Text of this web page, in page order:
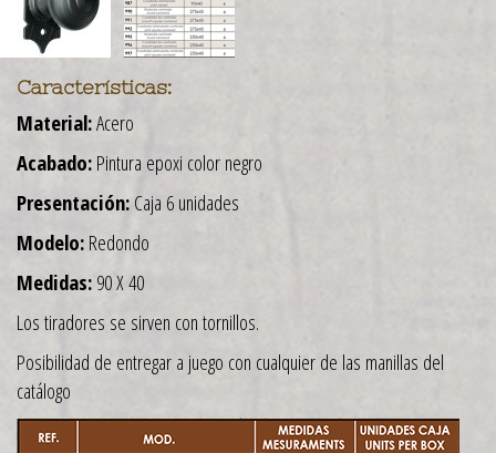
Características:
Material:Acero
Acabado: Pintura epoxi color negro
Presentación: Caja 6 unidades
Modelo: Redondo
Medidas: 90 X 40
Los tiradores se sirven con tornillos.
Posibilidad de entregar a juego con cualquier de las manillas del
catálogo